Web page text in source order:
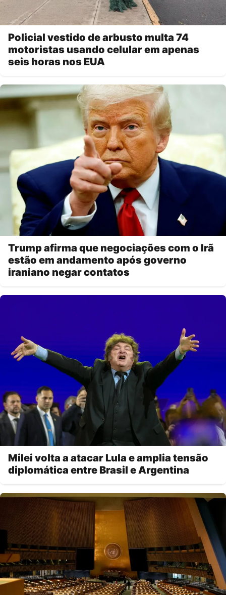
Policial vestido de arbusto multa 74
motoristas usando celular em apenas
seis horas nos EUA
Trump afirma que negociações com o Irã
estão em andamento após governo
iraniano negar contatos
Milei volta a atacar Lula e amplia tensão
diplomática entre Brasil e Argentina